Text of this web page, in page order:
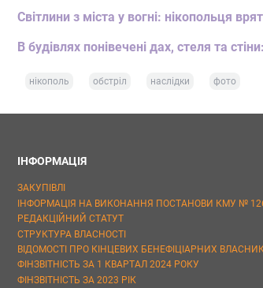
Світлини з міста у вогні: нікопольця
В будівлях понівечені дах, стеля та
нікополь обстріл наслідки фото
ІНФОРМАЦІЯ
ЗАКУПІВЛІ
ІНФОРМАЦІЯ НА ВИКОНАННЯ ПОСТАНОВИ КМУ №
РЕДАКЦІЙНИЙ СТАТУТ
СТРУКТУРА ВЛАСНОСТІ
ВІДОМОСТІ ПРО КІНЦЕВИХ БЕНЕФІЦІАРНИХ
ФІНЗВІТНІСТЬ ЗА 1 КВАРТАЛ 2024 РОКУ
ФІНЗВІТНІСТЬ ЗА 2023 РІК